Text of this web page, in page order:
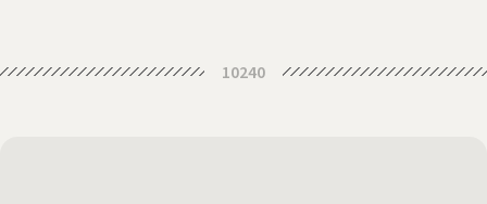
apex predator'?
10240